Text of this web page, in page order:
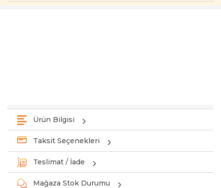
Ürün Bilgisi
Taksit Seçenekleri
Teslimat / İade
Mağaza Stok Durumu